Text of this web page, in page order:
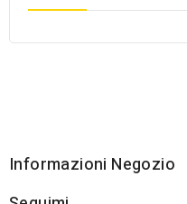
Informazioni Negozio